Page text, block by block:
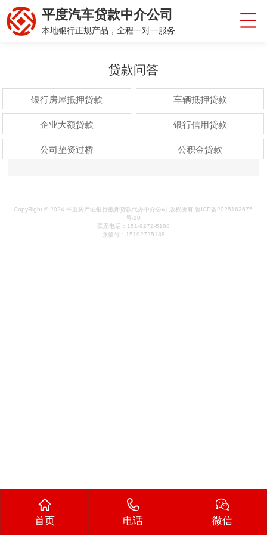
平度汽车贷款中介公司
本地银行正规产品，全程一对一服务
贷款问答
银行房屋抵押贷款 车辆抵押贷款
企业大额贷款 银行信用贷款
公司垫资过桥 公积金贷款
CopyRight © 2024 平度房产证银行抵押贷款代办中介公司 版权所有 鲁ICP备2025162675
号-10
联系电话：151-9272-5188
微信号：15192725188
首页 电话 微信